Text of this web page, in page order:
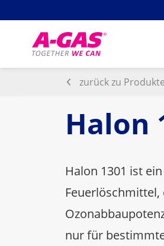
zurück zu
Halon
Halon 1301 ist
nur für